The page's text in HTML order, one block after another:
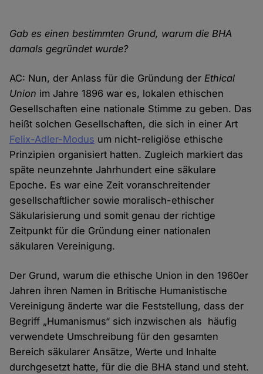
Gab es einen bestimmten Grund, warum die BHA
damals gegründet wurde?
AC: Nun, der Anlass für die Gründung derEthical
Union im Jahre 1896 war es, lokalen ethischen
Gesellschaften eine nationale Stimme zu geben. Das
heißt solchen Gesellschaften, die sich in einer Art
Felix-Adler-Modus um nicht-religiöse ethische
Prinzipien organisiert hatten. Zugleich markiert das
späte neunzehnte Jahrhundert eine säkulare
Epoche. Es war eine Zeit voranschreitender
gesellschaftlicher sowie moralisch-ethischer
Säkularisierung und somit genau der richtige
Zeitpunkt für die Gründung einer nationalen
säkularen Vereinigung.
Der Grund, warum die ethische Union in den 1960er
Jahren ihren Namen in Britische Humanistische
Vereinigung änderte war die Feststellung, dass der
Begriff „Humanismus“ sich inzwischen als häufig
verwendete Umschreibung für den gesamten
Bereich säkularer Ansätze, Werte und Inhalte
durchgesetzt hatte, für die die BHA stand und steht.